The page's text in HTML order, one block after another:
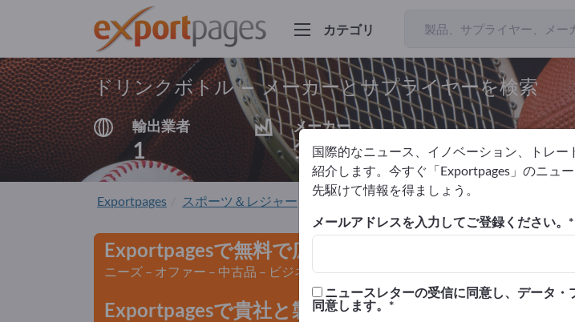
カテゴリ
ドリンクボトル – メーカーとサプライヤーを検索
輸出業者
1
メーカー
1
Exportpages スポーツ＆レジャー スポーツ用品 ドリンクボトル
Exportpagesで無料で広告を掲載！
ニーズ – オファー – 中古品 – ビジネスコンタクト >> ここから始める
Exportpagesで貴社と製品を掲載しましょう。
国際的なニュース、イノベーション、トレ
紹介します。今すぐ「Exportpages」のニュ
先駆けて情報を得ましょう。
メールアドレスを入力してご登録ください。
ニュースレターの受信に同意し、データ
同意します。